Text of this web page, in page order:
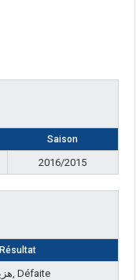
Saison
2016/2015
Résultat
هزيمة, Défaite